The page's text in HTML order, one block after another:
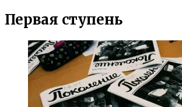
Первая ступень